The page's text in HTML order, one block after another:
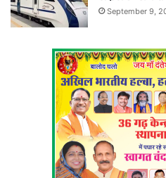
September 9,